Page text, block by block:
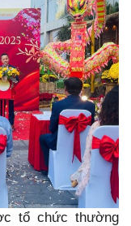
tổ chức thường